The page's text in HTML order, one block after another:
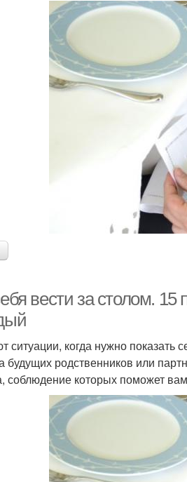
вести за столом.
ситуации, когда нужно показать
будущих родственников или
соблюдение которых поможет